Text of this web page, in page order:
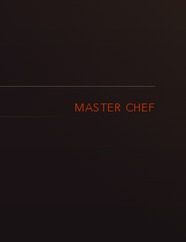
MASTER CHEF